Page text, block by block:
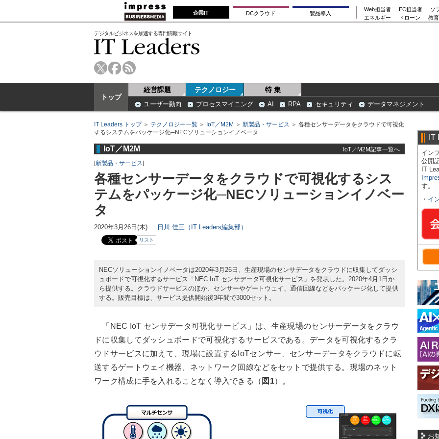
企業IT DCクラウド 製品導入
Web担当者 EC担当者
ソ
エネルギー
ドローン 教
デジタルビジネスを加速する専門情報サイト
トップ
経営課題 テクノロジー 特 集
ユーザー動向 プロセスマイニング AI RPA セキュリティ データマネジメント
IT Leaders トップ＞ テクノロジー一覧 ＞ IoT／M2M ＞ 新製品・サービス ＞ 各種センサーデータをクラウドで可視化
するシステムをパッケージ化─NECソリューションイノベータ
IoT／M2M
IoT／M2M記事一覧へ
[新製品・サービス]
各種センサーデータをクラウドで可視化するシス
テムをパッケージ化─NECソリューションイノベー
タ
2020年3月26日(木) 日川 佳三（IT Leaders編集部）
リスト
NECソリューションイノベータは2020年3月26日、生産現場のセンサデータをクラウドに収集してダッシ
ュボードで可視化するサービス「NEC IoT センサデータ可視化サービス」を発表した。2020年4月1日か
ら提供する。クラウドサービスのほか、センサーやゲートウェイ、通信回線などをパッケージ化して提供
する。販売目標は、サービス提供開始後3年間で3000セット。
「NEC IoT センサデータ可視化サービス」は、生産現場のセンサーデータをクラウ
ドに収集してダッシュボードで可視化するサービスである。データを可視化するクラ
ウドサービスに加えて、現場に設置するIoTセンサー、センサーデータをクラウドに転
送するゲートウェイ機器、ネットワーク回線などをセットで提供する。現場のネット
ワーク構成に手を入れることなく導入できる（ 図1）。
IT
イン
公開
IT
す。
・ イ
お